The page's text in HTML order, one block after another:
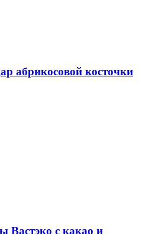
абрикосовой косточки
Вастэко с какао и